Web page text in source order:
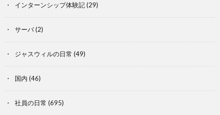
インターンシップ体験記(29)
サーバ(2)
ジャスウィルの日常 (49)
国内 (46)
社員の日常 (695)